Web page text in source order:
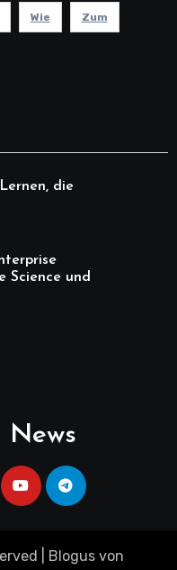
Wie Zum
die
Science und
News
Blogus von